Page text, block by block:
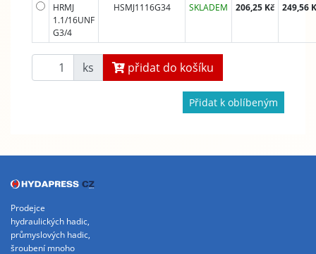
HRMJ
1.1/16UNF
G3/4
HSMJ1116G34 SKLADEM 206,25 Kč 249,56
ks přidat do košíku
Přidat k oblíbeným
Prodejce
hydraulických hadic,
průmyslových hadic,
šroubení mnoho